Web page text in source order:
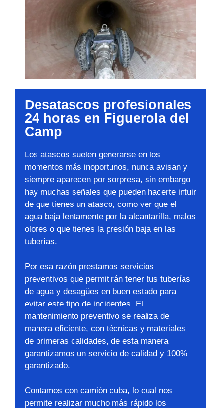
Desatascos profesionales
24 horas en Figuerola del
Camp
Los atascos suelen generarse en los
momentos más inoportunos, nunca avisan y
siempre aparecen por sorpresa, sin embargo
hay muchas señales que pueden hacerte intuir
de que tienes un atasco, como ver que el
agua baja lentamente por la alcantarilla, malos
olores o que tienes la presión baja en las
tuberías.
Por esa razón prestamos servicios
preventivos que permitirán tener tus tuberías
de agua y desagües en buen estado para
evitar este tipo de incidentes. El
mantenimiento preventivo se realiza de
manera eficiente, con técnicas y materiales
de primeras calidades, de esta manera
garantizamos un servicio de calidad y 100%
garantizado.
Contamos con camión cuba, lo cual nos
permite realizar mucho más rápido los